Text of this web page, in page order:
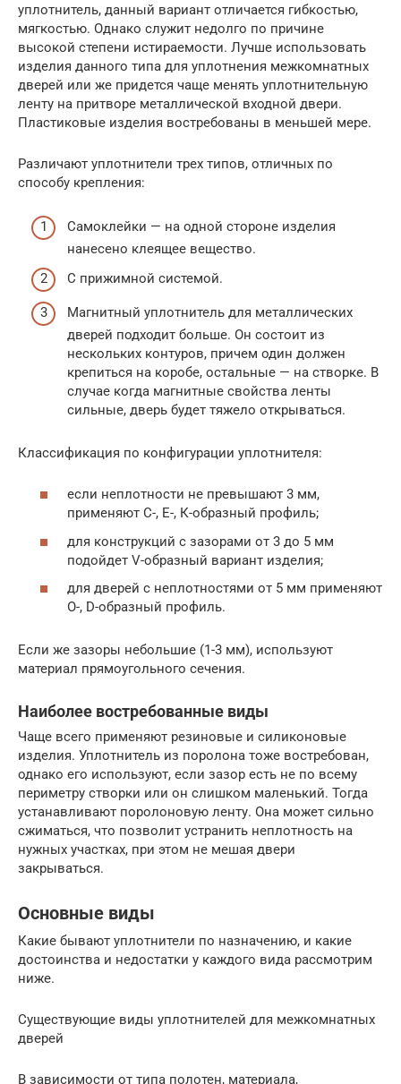
уплотнитель, данный вариант отличается гибкостью,
мягкостью. Однако служит недолго по причине
высокой степени истираемости. Лучше использовать
изделия данного типа для уплотнения межкомнатных
дверей или же придется чаще менять уплотнительную
ленту на притворе металлической входной двери.
Пластиковые изделия востребованы в меньшей мере.
Различают уплотнители трех типов, отличных по
способу крепления:
Самоклейки — на одной стороне изделия
нанесено клеящее вещество.
С прижимной системой.
Магнитный уплотнитель для металлических
дверей подходит больше. Он состоит из
нескольких контуров, причем один должен
крепиться на коробе, остальные — на створке. В
случае когда магнитные свойства ленты
сильные, дверь будет тяжело открываться.
Классификация по конфигурации уплотнителя:
если неплотности не превышают 3 мм,
применяют С-, Е-, К-образный профиль;
для конструкций с зазорами от 3 до 5 мм
подойдет V-образный вариант изделия;
для дверей с неплотностями от 5 мм применяют
О-, D-образный профиль.
Если же зазоры небольшие (1-3 мм), используют
материал прямоугольного сечения.
Наиболее востребованные виды
Чаще всего применяют резиновые и силиконовые
изделия. Уплотнитель из поролона тоже востребован,
однако его используют, если зазор есть не по всему
периметру створки или он слишком маленький. Тогда
устанавливают поролоновую ленту. Она может сильно
сжиматься, что позволит устранить неплотность на
нужных участках, при этом не мешая двери
закрываться.
Основные виды
Какие бывают уплотнители по назначению, и какие
достоинства и недостатки у каждого вида рассмотрим
ниже.
Существующие виды уплотнителей для межкомнатных
дверей
В зависимости от типа полотен, материала,